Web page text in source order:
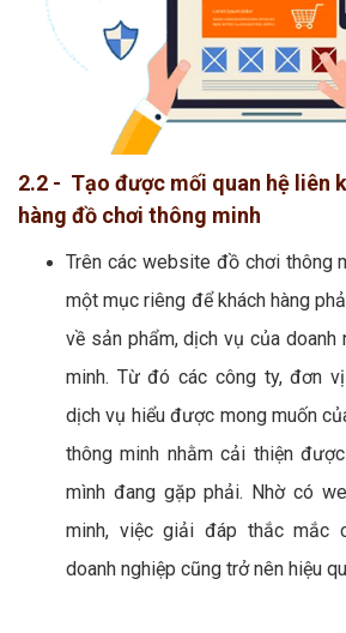
2.2 - Tạo được mối quan hệ liên
hàng đồ chơi thông minh
Trên các website đồ chơi thông
một mục riêng để khách hàng
về sản phẩm, dịch vụ của doanh
minh. Từ đó các công ty, đơn
dịch vụ hiểu được mong muốn
thông minh nhằm cải thiện
mình đang gặp phải. Nhờ có
minh, việc giải đáp thắc mắc
doanh nghiệp cũng trở nên hiệu